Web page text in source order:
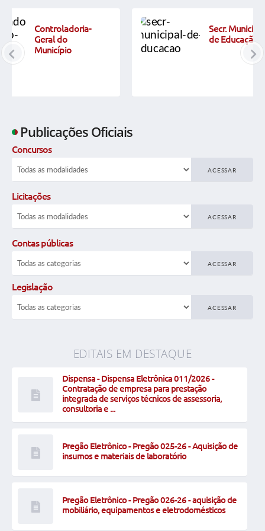
Portal Cidadão - Multas de Trânsito
Secr. Municipal
Publicações Oficiais
Concursos
ACESSAR
Licitações
ACESSAR
Contas públicas
ACESSAR
Legislação
ACESSAR
EDITAIS EM DESTAQUE
Dispensa - Dispensa Eletrônica 011/2026 -
Contratação de empresa para prestação
integrada de serviços técnicos de assessoria,
consultoria e ...
Pregão Eletrônico - Pregão 025-26 - Aquisição de
insumos e materiais de laboratório
Pregão Eletrônico - Pregão 026-26 - aquisição de
mobiliário, equipamentos e eletrodomésticos